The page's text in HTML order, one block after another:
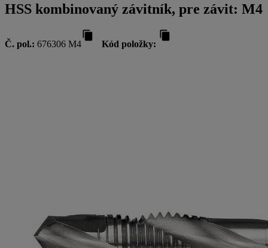
HSS kombinovaný závitník, pre závit: M4
Č. pol.: 676306 M4 Kód položky: